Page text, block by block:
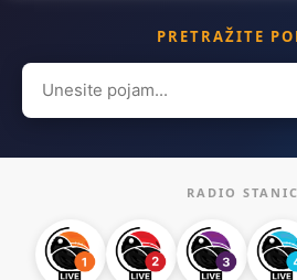
PRETRAŽITE
Search
for:
RADIO